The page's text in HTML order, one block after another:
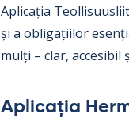
Aplicația
și a obli­gații­lor
mulți – clar, acce­si­bil
Aplicația